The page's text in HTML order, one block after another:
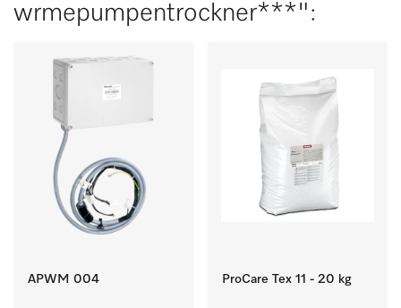
wrmepumpentrockner***":
APWM 004 ProCare Tex 11 - 20 kg